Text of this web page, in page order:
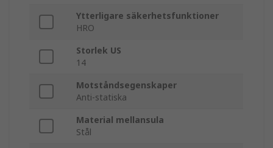
Ytterligare säkerhetsfunktioner
HRO
Storlek US
14
Motståndsegenskaper
Anti-statiska
Material mellansula
Stål